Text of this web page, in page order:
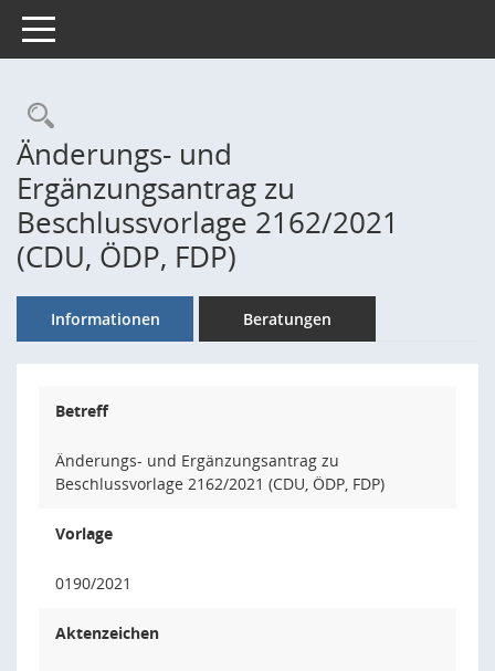
Toggle navigation
Rechercheauswahl
Änderungs- und
Ergänzungsantrag zu
Beschlussvorlage 2162/2021
(CDU, ÖDP, FDP)
Informationen Beratungen
Betreff
Änderungs- und Ergänzungsantrag zu
Beschlussvorlage 2162/2021 (CDU, ÖDP, FDP)
Vorlage
0190/2021
Aktenzeichen